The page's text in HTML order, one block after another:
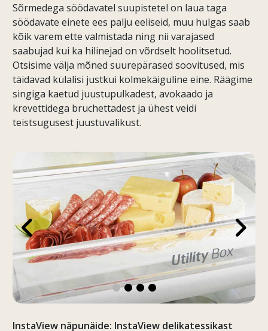
Sõrmedega söödavatel suupistetel on laua taga
söödavate einete ees palju eeliseid, muu hulgas saab
kõik varem ette valmistada ning nii varajased
saabujad kui ka hilinejad on võrdselt hoolitsetud.
Otsisime välja mõned suurepärased soovitused, mis
täidavad külalisi justkui kolmekäiguline eine. Räägime
singiga kaetud juustupulkadest, avokaado ja
krevettidega bruchettadest ja ühest veidi
teistsugusest juustuvalikust.
InstaView näpunäide: InstaView delikatessikast